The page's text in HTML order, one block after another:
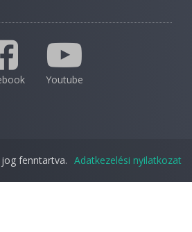
Youtube
fenntartva. Adatkezelési nyilatkozat